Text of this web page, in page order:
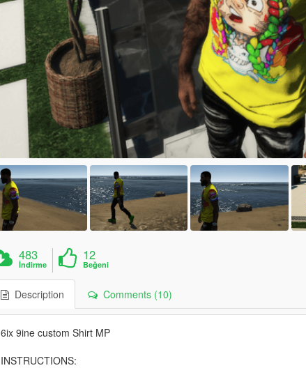
483
İndirme
12
Beğeni
Description Comments (10)
6ix 9ine custom Shirt MP
INSTRUCTIONS: